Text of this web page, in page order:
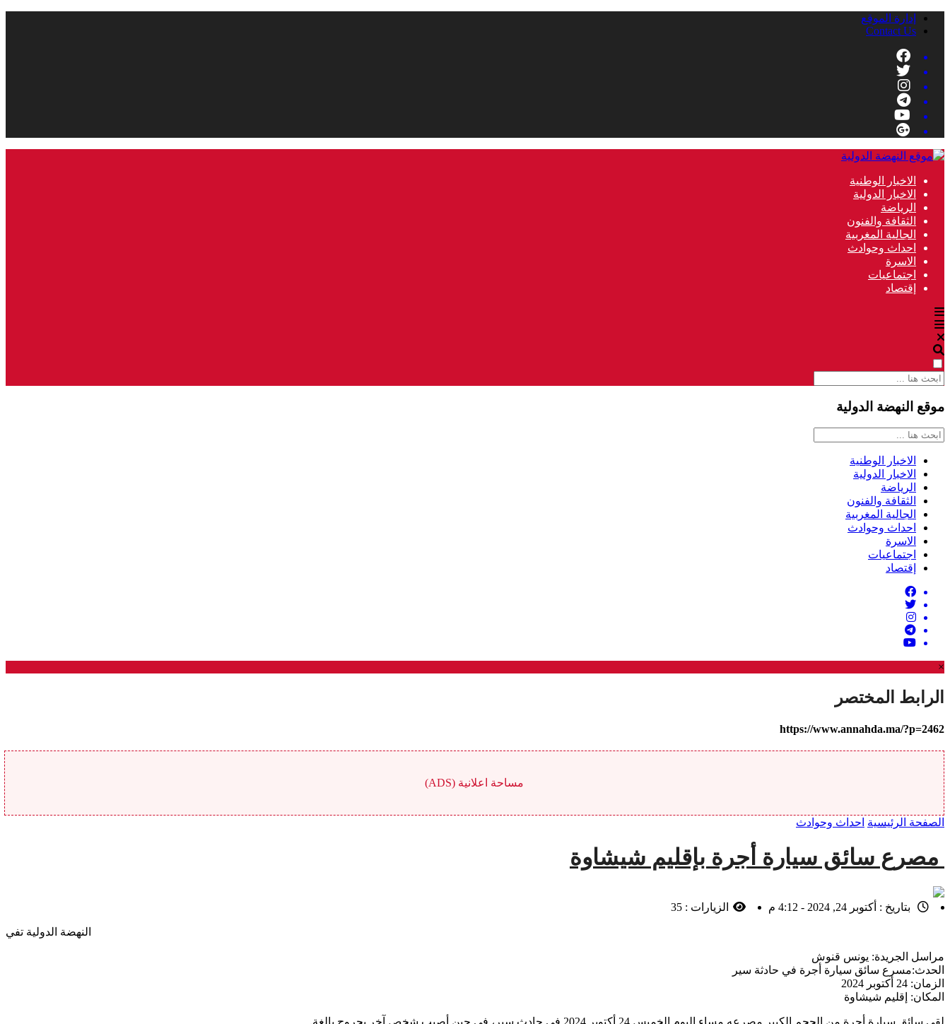
إدارة الموقع
Contact Us
الاخبار الوطنية
الاخبار الدولية
الرياضة
الثقافة والفنون
الجالية المغربية
احداث وحوادث
الاسرة
اجتماعيات
إقتصاد
موقع النهضة الدولية
الاخبار الوطنية
الاخبار الدولية
الرياضة
الثقافة والفنون
الجالية المغربية
احداث وحوادث
الاسرة
اجتماعيات
إقتصاد
×
الرابط المختصر
https://www.annahda.ma/?p=2462
مساحة اعلانية (ADS)
الصفحة الرئيسية احداث وحوادث
مصرع سائق سيارة أجرة بإقليم شيشاوة
بتاريخ : أكتوبر 24, 2024 - 4:12 م الزيارات : 35
النهضة الدولية تفي
مراسل الجريدة: يونس قنوش
الحدث:مسرع سائق سيارة أجرة في حادثة سير
الزمان: 24 أكتوبر 2024
المكان: إقليم شيشاوة
لقي سائق سيارة أجرة من الحجم الكبير مصرعه مساء اليوم الخميس 24 أكتوبر 2024 في حادث سير، في حين أصيب شخص آخر بجروح بالغة.